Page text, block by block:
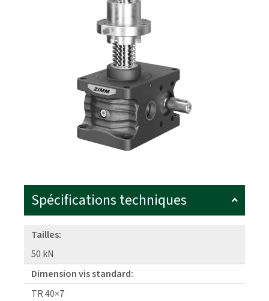
Spécifications techniques
Tailles:
50 kN
Dimension vis standard:
TR 40×7